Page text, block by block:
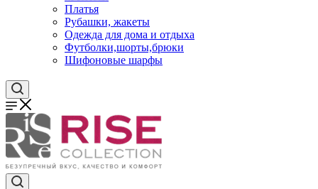
Платья
Рубашки, жакеты
Одежда для дома и отдыха
Футболки,шорты,брюки
Шифоновые шарфы